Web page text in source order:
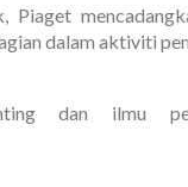
dalam aktiviti
dan ilmu